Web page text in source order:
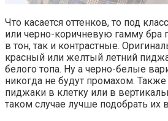
Что касается оттенков, то под
или черно-коричневую гамму бра
в тон, так и контрастные.
красный или желтый летний
белого топа. Ну а черно-белые
никогда не будут промахом.
пиджаки в клетку или в
таком случае лучше подобрать их